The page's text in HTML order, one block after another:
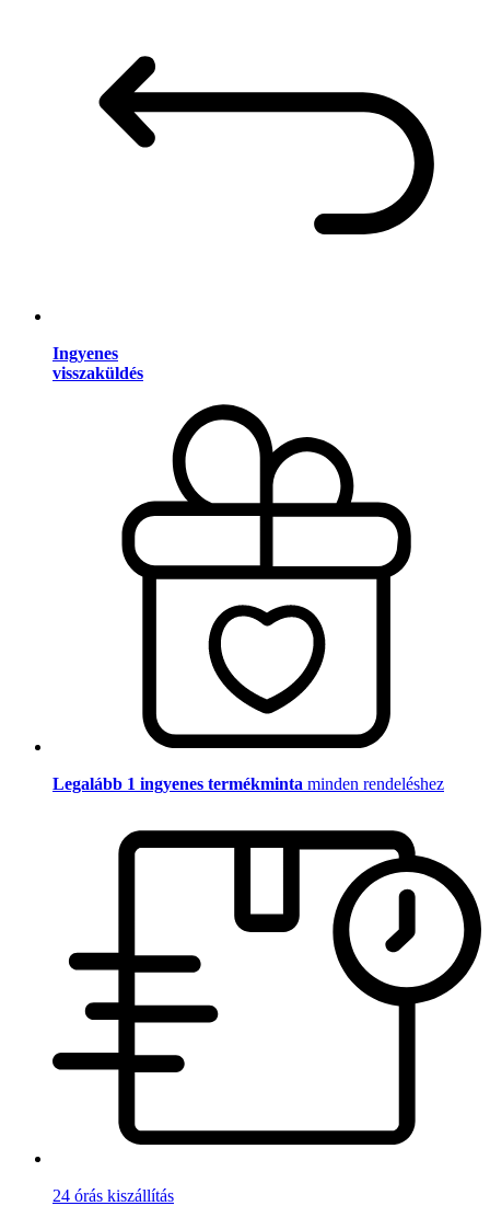
Ingyenes
visszaküldés
Legalább 1 ingyenes termékminta minden rendeléshez
24 órás kiszállítás